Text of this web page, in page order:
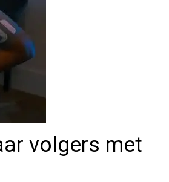
volgers met